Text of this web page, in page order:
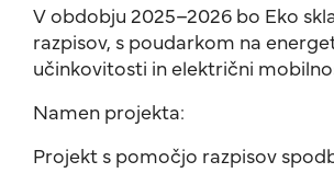
V obdobju 2025–2026 bo Eko
razpisov, s poudarkom na
učinkovitosti in električni
Namen projekta:
Projekt s pomočjo razpisov